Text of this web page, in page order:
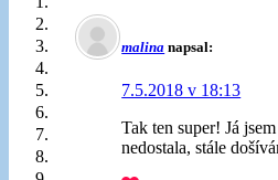
malina napsal:
7.5.2018 v 18:13
Tak ten super! Já
nedostala, stále